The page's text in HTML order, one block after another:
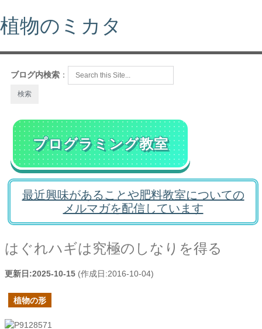
植物のミカタ
ブログ内検索 ：
プログラミング教室
最近興味があることや肥料教室についての
メルマガを配信しています
はぐれハギは究極のしなりを得る
更新日:2025-10-15 (作成日:2016-10-04)
植物の形